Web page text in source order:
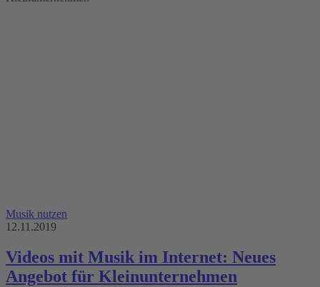
Musik nutzen
12.11.2019
Videos mit Musik im Internet: Neues
Angebot für Kleinunternehmen